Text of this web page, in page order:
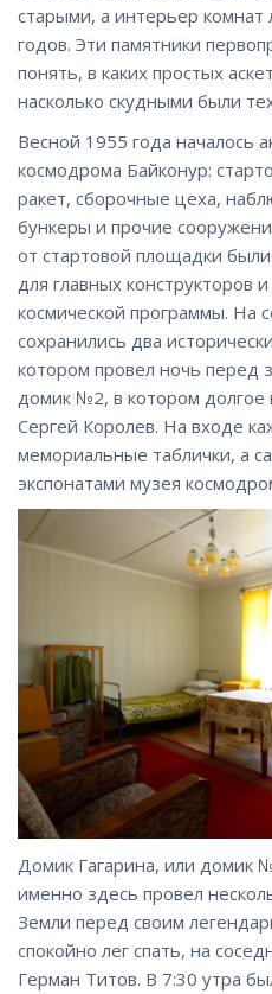
старыми, а интерьер комнат
годов. Эти памятники
понять, в каких простых
насколько скудными были
Весной 1955 года началось
космодрома Байконур:
ракет, сборочные цеха,
бункеры и прочие
от стартовой площадки
для главных конструкторов
космической программы. На
сохранились два
котором провел ночь перед
домик №2, в котором долгое
Сергей Королев. На входе
мемориальные таблички, а
экспонатами музея
Домик Гагарина, или домик
именно здесь провел
Земли перед своим
спокойно лег спать, на
Герман Титов. В 7:30 утра